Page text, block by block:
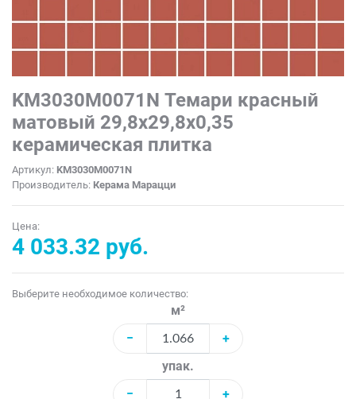
KM3030M0071N Темари красный
матовый 29,8x29,8x0,35
керамическая плитка
Артикул: KM3030M0071N
Производитель: Керама Марацци
Цена:
4 033.32 руб.
Выберите необходимое количество:
м²
−
+
упак.
−
+